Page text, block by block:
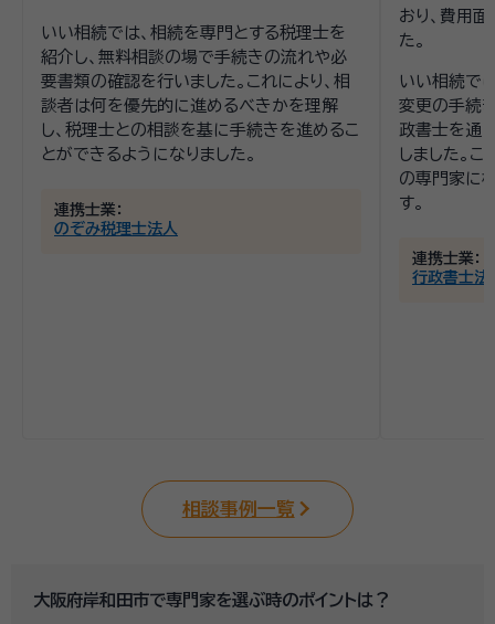
いい相続では、相続を専門とする税理士を
紹介し、無料相談の場で手続きの流れや必
要書類の確認を行いました。これにより、相
談者は何を優先的に進めるべきかを理解
し、税理士との相談を基に手続きを進めるこ
とができるようになりました。
連携士業：
のぞみ税理士法人
おり、費用
た。
いい相続で
変更の手続
政書士を通
しました。
の専門家に
す。
連携士業：
行政書士法
相談事例一覧
大阪府岸和田市で専門家を選ぶ時のポイントは？